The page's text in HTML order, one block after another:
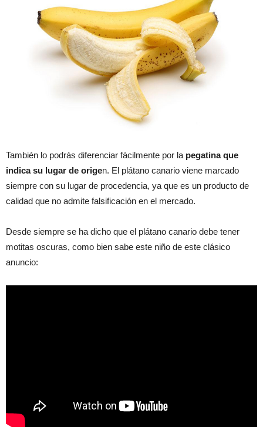
También lo podrás diferenciar fácilmente por la pegatina que
indica su lugar de origen. El plátano canario viene marcado
siempre con su lugar de procedencia, ya que es un producto de
calidad que no admite falsificación en el mercado.
Desde siempre se ha dicho que el plátano canario debe tener
motitas oscuras, como bien sabe este niño de este clásico
anuncio: